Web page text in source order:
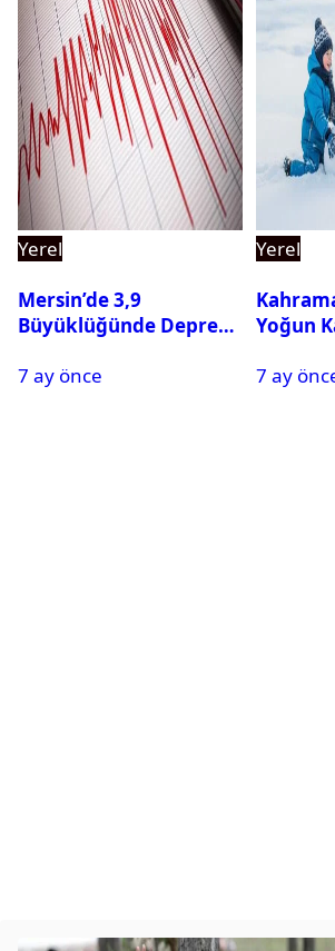
Yerel
Mersin’de 3,9
Büyüklüğünde Deprem
7 ay önce
Yerel
Yoğun
Tatil
7 ay